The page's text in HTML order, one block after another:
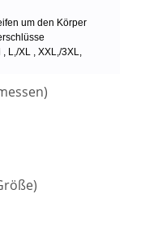
um den Körper
L,/XL , XXL,/3XL,